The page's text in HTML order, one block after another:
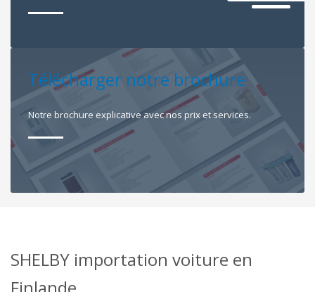
Télécharger notre brochure
Notre brochure explicative avec nos prix et services.
SHELBY importation voiture en
Finlande